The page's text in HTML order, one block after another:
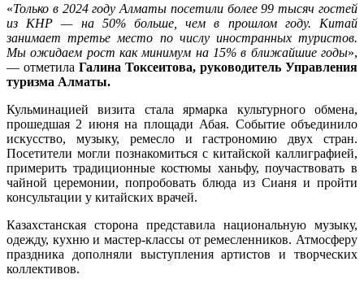
«Только в 2024 году Алматы посетили более 99 тысяч гостей
из КНР — на 50% больше, чем в прошлом году. Китай
занимает третье место по числу иностранных туристов.
Мы ожидаем рост как минимум на 15% в ближайшие годы»,
— отметила Галина Токсеитова, руководитель Управления
туризма Алматы.
Кульминацией визита стала ярмарка культурного обмена,
прошедшая 2 июня на площади Абая. Событие объединило
искусство, музыку, ремесло и гастрономию двух стран.
Посетители могли познакомиться с китайской каллиграфией,
примерить традиционные костюмы ханьфу, поучаствовать в
чайной церемонии, попробовать блюда из Сианя и пройти
консультации у китайских врачей.
Казахстанская сторона представила национальную музыку,
одежду, кухню и мастер-классы от ремесленников. Атмосферу
праздника дополняли выступления артистов и творческих
коллективов.